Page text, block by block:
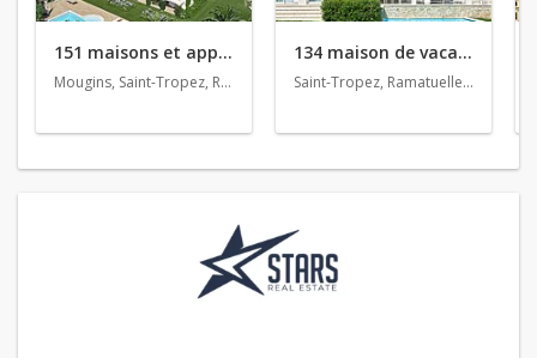
151 maisons et appartements en vente
Mougins, Saint-Tropez, Ramatuelle
134 maison de vacances en location
Saint-Tropez, Ramatuelle, Cannes